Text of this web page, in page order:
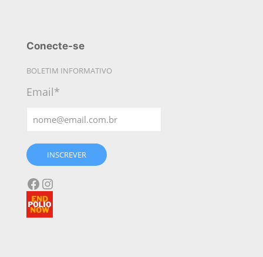
Conecte-se
BOLETIM INFORMATIVO
Email*
INSCREVER
Facebook
Instagram